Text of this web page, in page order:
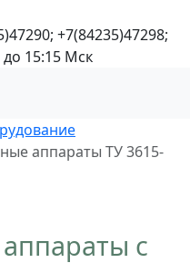
+7(84235)47298;
15:15 Мск
аппараты ТУ 3615-
с